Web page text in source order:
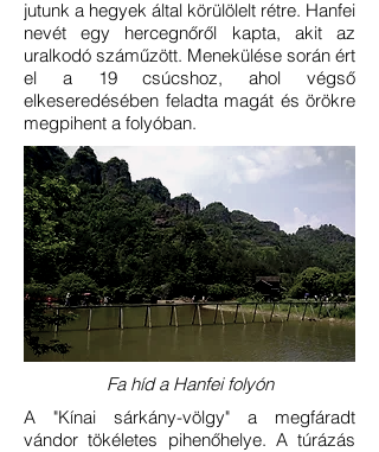
jutunk a hegyek által körülölelt rétre. Hanfei
nevét egy hercegnőről kapta, akit az
uralkodó száműzött. Menekülése során ért
el a 19 csúcshoz, ahol végső
elkeseredésében feladta magát és örökre
megpihent a folyóban.
Fa híd a Hanfei folyón
A "Kínai sárkány-völgy" a megfáradt
vándor tökéletes pihenőhelye. A túrázás